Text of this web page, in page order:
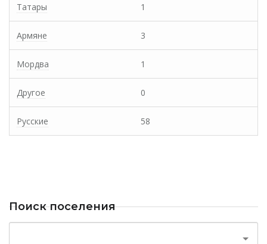
Татары 1
Армяне 3
Мордва 1
Другое 0
Русские 58
Поиск поселения